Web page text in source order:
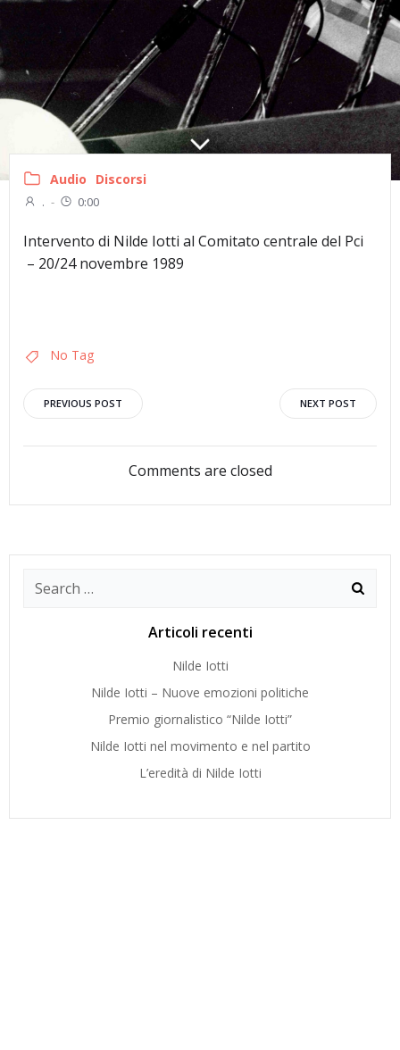
Audio Discorsi
. - 0:00
Intervento di Nilde Iotti al Comitato centrale del Pci
– 20/24 novembre 1989
No Tag
Navigazione
articoli
PREVIOUS POST
articoli
NEXT POST
Comments are closed
Search
Articoli recenti
Nilde Iotti
Nilde Iotti – Nuove emozioni politiche
Premio giornalistico “Nilde Iotti”
Nilde Iotti nel movimento e nel partito
L’eredità di Nilde Iotti